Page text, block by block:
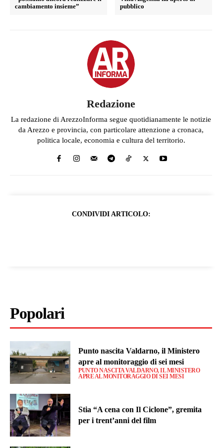
cambiamento insieme”
pubblico
Redazione
La redazione di ArezzoInforma segue quotidianamente le notizie
da Arezzo e provincia, con particolare attenzione a cronaca,
politica locale, economia e cultura del territorio.
CONDIVIDI ARTICOLO:
Popolari
Punto nascita Valdarno, il Ministero
apre al monitoraggio di sei mesi
PUNTO NASCITA VALDARNO, IL MINISTERO
APRE AL MONITORAGGIO DI SEI MESI
Stia “A cena con Il Ciclone”, gremita
per i trent’anni del film